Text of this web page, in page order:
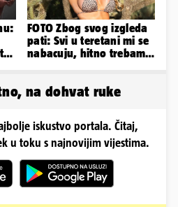
FOTO Zbog svog izgleda
pati: Svi u teretani mi se
nabacuju, hitno trebam
na dohvat ruke
iskustvo portala. Čitaj,
u toku s najnovijim vijestima.